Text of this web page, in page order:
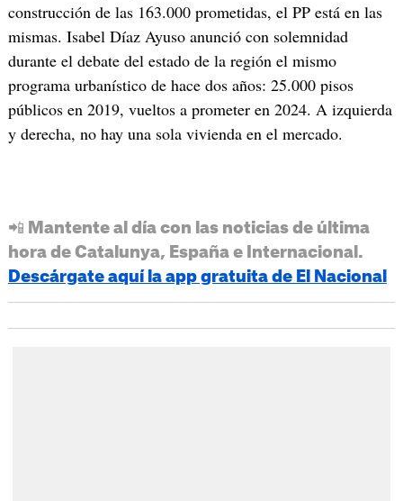
construcción de las 163.000 prometidas, el PP está en las
mismas. Isabel Díaz Ayuso anunció con solemnidad
durante el debate del estado de la región el mismo
programa urbanístico de hace dos años: 25.000 pisos
públicos en 2019, vueltos a prometer en 2024. A izquierda
y derecha, no hay una sola vivienda en el mercado.
📲 Mantente al día con las noticias de última
hora de Catalunya, España e Internacional.
Descárgate aquí la app gratuita de El Nacional